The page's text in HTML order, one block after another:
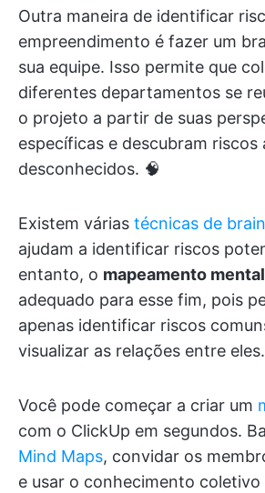
Outra maneira de identificar
empreendimento é fazer um
sua equipe. Isso permite que
diferentes departamentos se
o projeto a partir de suas
específicas e descubram
desconhecidos. 🧠
Existem várias técnicas de
ajudam a identificar riscos
entanto, o mapeamento mental
adequado para esse fim, pois
apenas identificar riscos
visualizar as relações entre eles.
Você pode começar a criar um
com o ClickUp em segundos.
Mind Maps, convidar os
e usar o conhecimento coletivo